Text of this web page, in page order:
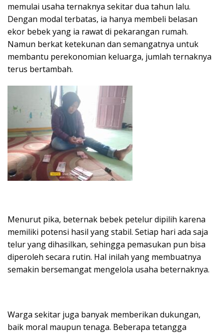
memulai usaha ternaknya sekitar dua tahun lalu.
Dengan modal terbatas, ia hanya membeli belasan
ekor bebek yang ia rawat di pekarangan rumah.
Namun berkat ketekunan dan semangatnya untuk
membantu perekonomian keluarga, jumlah ternaknya
terus bertambah.
Menurut pika, beternak bebek petelur dipilih karena
memiliki potensi hasil yang stabil. Setiap hari ada saja
telur yang dihasilkan, sehingga pemasukan pun bisa
diperoleh secara rutin. Hal inilah yang membuatnya
semakin bersemangat mengelola usaha beternaknya.
Warga sekitar juga banyak memberikan dukungan,
baik moral maupun tenaga. Beberapa tetangga